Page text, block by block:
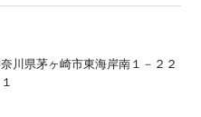
川県茅ヶ崎市東海岸南１－２２